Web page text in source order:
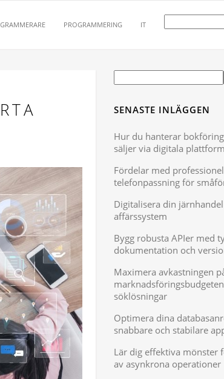
PROGRAMMERING IT
SENASTE INLÄGGEN
Hur du hanterar
säljer via digitala
Fördelar med
telefonpassning för
Digitalisera din
affärssystem
Bygg robusta APIer med
dokumentation och
Maximera avkastningen
söklösningar
Optimera dina
snabbare och stabilare
Lär dig effektiva mönster
av asynkrona operationer